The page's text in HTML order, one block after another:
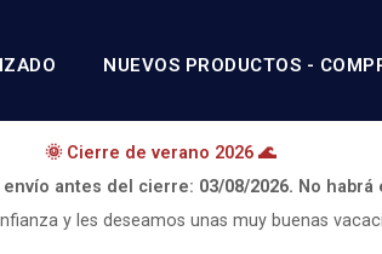
NUEVOS PRODUCTOS -
🌞 Cierre de verano 2026 🌊
antes del cierre: 03/08/2026. No habrá
y les deseamos unas muy buenas